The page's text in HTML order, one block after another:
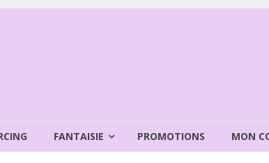
FANTAISIE PROMOTIONS MON